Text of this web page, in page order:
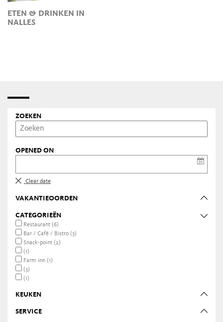
ETEN & DRINKEN IN
NALLES
ZOEKEN
OPENED ON
Clear date
VAKANTIEOORDEN
CATEGORIEËN
Restaurant (6)
Bar / Café / Bistro (3)
Snack-point (2)
(1)
Farm inn (1)
(3)
(1)
KEUKEN
SERVICE